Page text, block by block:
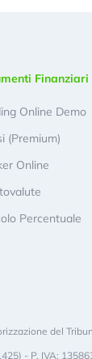
Finanziari
Online Demo
(Premium)
Online
Percentuale
del
- P. IVA: